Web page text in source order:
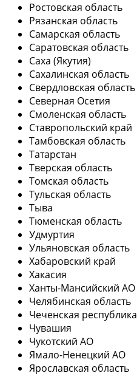
Ростовская область
Рязанская область
Самарская область
Саратовская область
Саха (Якутия)
Сахалинская область
Свердловская область
Северная Осетия
Смоленская область
Ставропольский край
Тамбовская область
Татарстан
Тверская область
Томская область
Тульская область
Тыва
Тюменская область
Удмуртия
Ульяновская область
Хабаровский край
Хакасия
Ханты-Мансийский АО
Челябинская область
Чеченская республика
Чувашия
Чукотский АО
Ямало-Ненецкий АО
Ярославская область